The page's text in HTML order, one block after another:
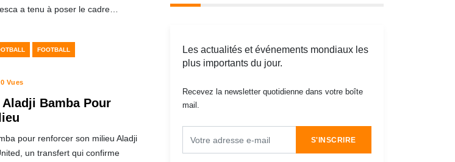
a tenu à poser le cadre…
FOOTBALL
0 Vues
Aladji Bamba Pour
pour renforcer son milieu Aladji
un transfert qui confirme
Les actualités et événements mondiaux les
plus importants du jour.
Recevez la newsletter quotidienne dans votre boîte
mail.
S'INSCRIRE